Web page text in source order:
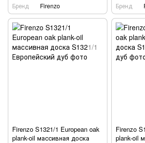
Бренд
Firenzo
Бренд
Firenzo S1321/1 European oak
plank-oil массивная доска
Firenzo
plank-oil